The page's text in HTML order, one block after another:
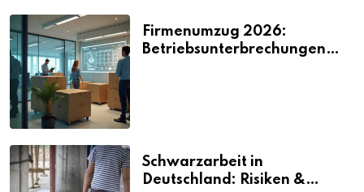
Firmenumzug 2026:
Betriebsunterbrechungen
Schwarzarbeit in
Deutschland: Risiken &